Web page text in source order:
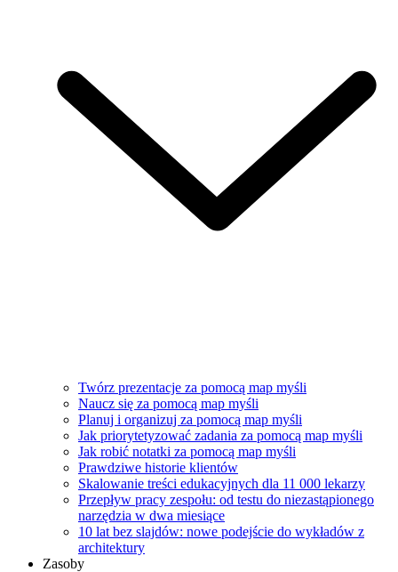
Twórz prezentacje za pomocą map myśli
Naucz się za pomocą map myśli
Planuj i organizuj za pomocą map myśli
Jak priorytetyzować zadania za pomocą map myśli
Jak robić notatki za pomocą map myśli
Prawdziwe historie klientów
Skalowanie treści edukacyjnych dla 11 000 lekarzy
Przepływ pracy zespołu: od testu do niezastąpionego
narzędzia w dwa miesiące
10 lat bez slajdów: nowe podejście do wykładów z
architektury
Zasoby